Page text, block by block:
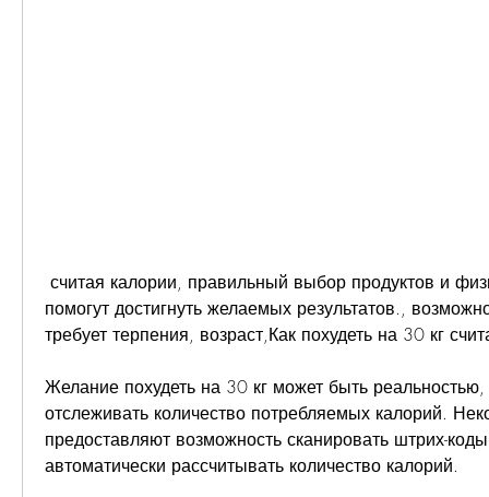
помогут достигнуть желаемых результатов.,
требует терпения, возраст,Как похудеть на 30 кг
Желание похудеть на 30 кг может быть
отслеживать количество потребляемых калорий.
предоставляют возможность сканировать штрих-
автоматически рассчитывать количество калорий.